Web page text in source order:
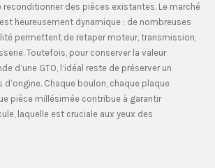
reconditionner des pièces existantes. Le marché
heureusement dynamique : de nombreuses
permettent de retaper moteur, transmission,
Toutefois, pour conserver la valeur
d’une GTO, l’idéal reste de préserver un
Chaque boulon, chaque plaque
pièce millésimée contribue à garantir
laquelle est cruciale aux yeux des